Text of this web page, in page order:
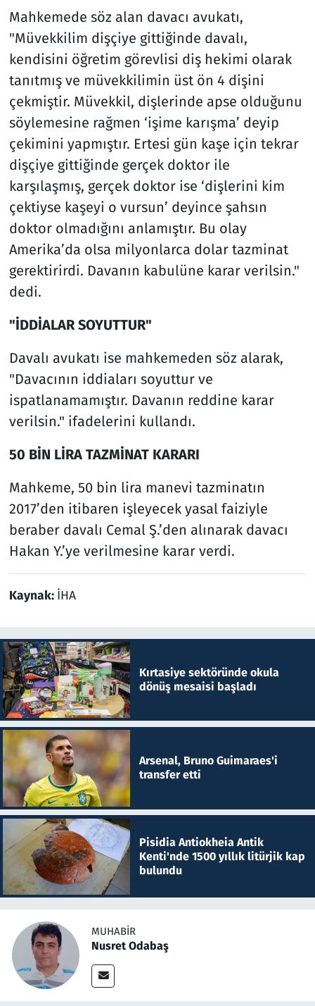
Mahkemede söz alan davacı avukatı,
"Müvekkilim dişçiye gittiğinde davalı,
kendisini öğretim görevlisi diş hekimi olarak
tanıtmış ve müvekkilimin üst ön 4 dişini
çekmiştir. Müvekkil, dişlerinde apse olduğunu
söylemesine rağmen ‘işime karışma’ deyip
çekimini yapmıştır. Ertesi gün kaşe için tekrar
dişçiye gittiğinde gerçek doktor ile
karşılaşmış, gerçek doktor ise ‘dişlerini kim
çektiyse kaşeyi o vursun’ deyince şahsın
doktor olmadığını anlamıştır. Bu olay
Amerika’da olsa milyonlarca dolar tazminat
gerektirirdi. Davanın kabulüne karar verilsin."
dedi.
"İDDİALAR SOYUTTUR"
Davalı avukatı ise mahkemeden söz alarak,
"Davacının iddiaları soyuttur ve
ispatlanamamıştır. Davanın reddine karar
verilsin." ifadelerini kullandı.
50 BİN LİRA TAZMİNAT KARARI
Mahkeme, 50 bin lira manevi tazminatın
2017’den itibaren işleyecek yasal faiziyle
beraber davalı Cemal Ş.’den alınarak davacı
Hakan Y.’ye verilmesine karar verdi.
Kaynak: İHA
Kırtasiye sektöründe okula
dönüş mesaisi başladı
Arsenal, Bruno Guimaraes'i
transfer etti
Pisidia Antiokheia Antik
Kenti'nde 1500 yıllık litürjik kap
bulundu
MUHABIR
Nusret Odabaş